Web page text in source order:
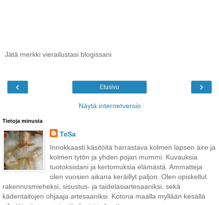
Jätä merkki vierailustasi blogissani
‹ ›
Etusivu
Näytä internetversio
Tietoja minusta
TeSa
Innokkaasti käsitöitä harrastava kolmen lapsen äire ja
kolmen tytön ja yhden pojan mummi. Kuvauksia
tuotoksistani ja kertomuksia elämästä. Ammatteja
olen vuosien aikana keräillyt paljon. Olen opiskellut
rakennusmieheksi, sisustus- ja taidelasiartesaaniksi, sekä
kädentaitojen ohjaaja artesaaniksi. Kotona maalla myllään kesällä